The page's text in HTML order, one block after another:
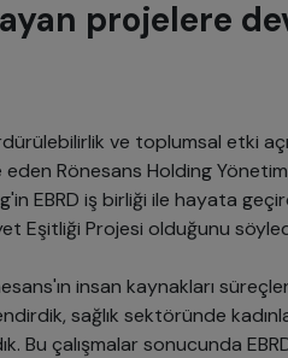
projelere
ve toplumsal etki
Rönesans Holding Yönetim
EBRD iş birliği ile hayata
Eşitliği Projesi olduğunu
insan kaynakları
sağlık sektöründe
Bu çalışmalar sonucunda